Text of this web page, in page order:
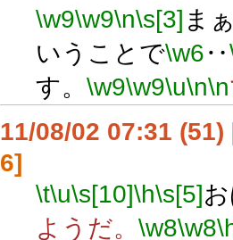
\w9\w9\n\s[3] ま
いうことで\w6‥
す。 \w9\w9\u\n\n
11/08/02 07:31 (51)
6]
\t\u\s[10]\h\s[5]
ようだ。 \w8\w8